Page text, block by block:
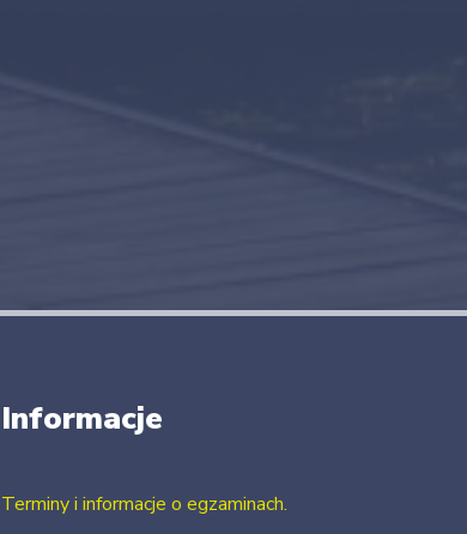
Informacje
Terminy i informacje o egzaminach.